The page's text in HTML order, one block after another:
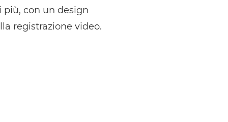
più, con un design
registrazione video.